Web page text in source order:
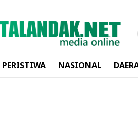
PERISTIWA NASIONAL